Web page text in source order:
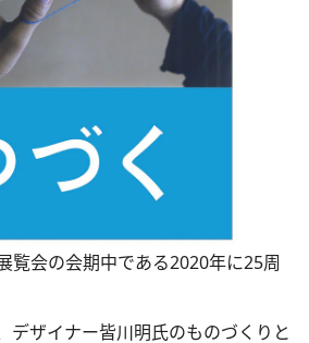
覧会の会期中である2020年に25周
デザイナー皆川明氏のものづくりと